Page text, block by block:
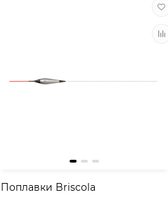
Поплавки Briscola